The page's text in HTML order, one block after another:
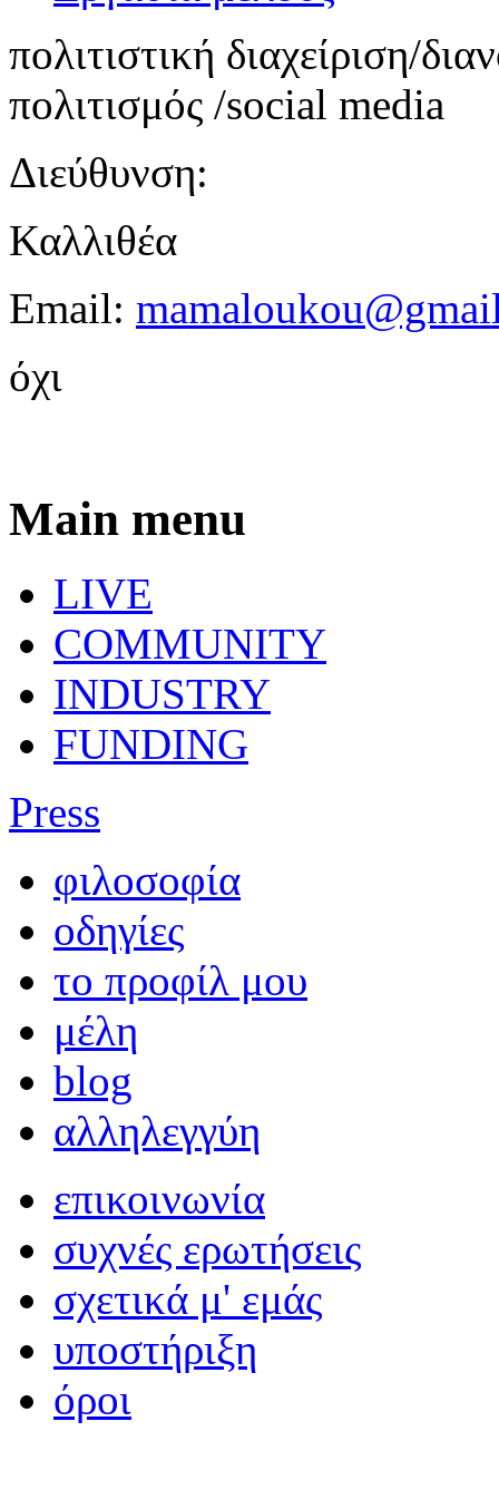
πολιτιστική διαχείριση/
πολιτισμός /social media
Διεύθυνση:
Καλλιθέα
Email:
όχι
Main menu
LIVE
COMMUNITY
INDUSTRY
FUNDING
Press
φιλοσοφία
οδηγίες
το προφίλ μου
μέλη
blog
αλληλεγγύη
επικοινωνία
συχνές ερωτήσεις
σχετικά μ' εμάς
υποστήριξη
όροι